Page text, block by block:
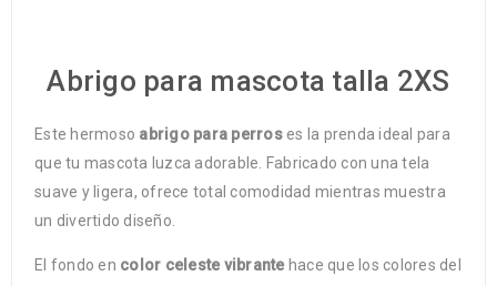
Abrigo para mascota talla 2XS
Este hermoso abrigo para perroses la prenda ideal para
que tu mascota luzca adorable. Fabricado con una tela
suave y ligera, ofrece total comodidad mientras muestra
un divertido diseño.
El fondo en color celeste vibrantehace que los colores del